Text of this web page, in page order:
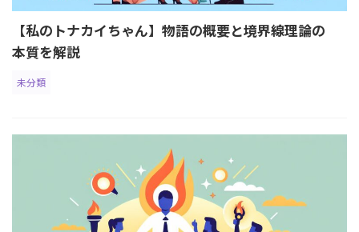
【私のトナカイちゃん】物語の概要と境界線理論の
本質を解説
未分類